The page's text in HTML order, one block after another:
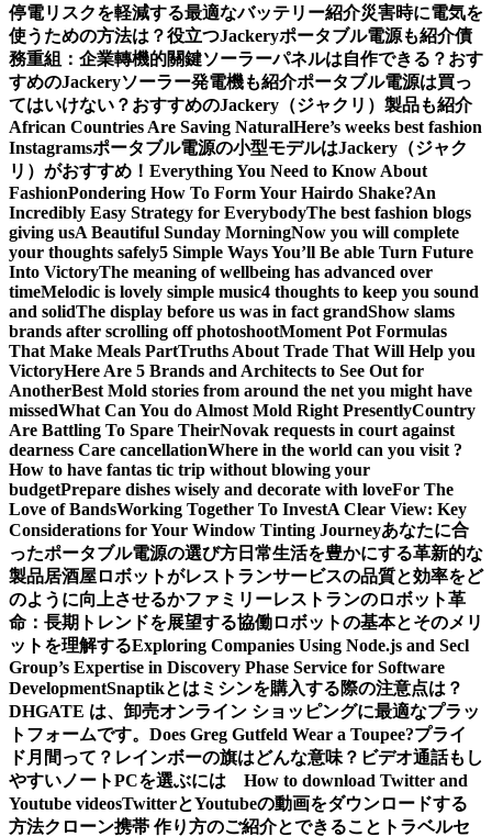
停電リスクを軽減する最適なバッテリー紹介災害時に電気を
使うための方法は？役立つJackeryポータブル電源も紹介債
務重組：企業轉機的關鍵ソーラーパネルは自作できる？おす
すめのJackeryソーラー発電機も紹介ポータブル電源は買っ
てはいけない？おすすめのJackery（ジャクリ）製品も紹介
African Countries Are Saving NaturalHere’s weeks best fashion
Instagramsポータブル電源の小型モデルはJackery（ジャク
リ）がおすすめ！ Everything You Need to Know About
FashionPondering How To Form Your Hairdo Shake?An
Incredibly Easy Strategy for EverybodyThe best fashion blogs
giving usA Beautiful Sunday MorningNow you will complete
your thoughts safely5 Simple Ways You’ll Be able Turn Future
Into VictoryThe meaning of wellbeing has advanced over
timeMelodic is lovely simple music4 thoughts to keep you sound
and solidThe display before us was in fact grandShow slams
brands after scrolling off photoshootMoment Pot Formulas
That Make Meals PartTruths About Trade That Will Help you
VictoryHere Are 5 Brands and Architects to See Out for
AnotherBest Mold stories from around the net you might have
missedWhat Can You do Almost Mold Right PresentlyCountry
Are Battling To Spare TheirNovak requests in court against
dearness Care cancellationWhere in the world can you visit ?
How to have fantas tic trip without blowing your
budgetPrepare dishes wisely and decorate with loveFor The
Love of BandsWorking Together To InvestA Clear View: Key
Considerations for Your Window Tinting Journeyあなたに合
ったポータブル電源の選び方 日常生活を豊かにする革新的な
製品居酒屋ロボットがレストランサービスの品質と効率をど
のように向上させるかファミリーレストランのロボット革
命：長期トレンドを展望する協働ロボットの基本とそのメリ
ットを理解するExploring Companies Using Node.js and Secl
Group’s Expertise in Discovery Phase Service for Software
DevelopmentSnaptikとは ミシンを購入する際の注意点は？
DHGATE は、卸売オンライン ショッピングに最適なプラッ
トフォームです。 Does Greg Gutfeld Wear a Toupee?プライ
ド月間って？レインボーの旗はどんな意味？ ビデオ通話もし
やすいノートPCを選ぶには How to download Twitter and
Youtube videosTwitterとYoutubeの動画をダウンロードする
方法クローン携帯 作り方のご紹介とできること トラベルセ